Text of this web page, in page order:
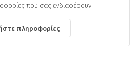
που σας ενδιαφέρουν
πληροφορίες